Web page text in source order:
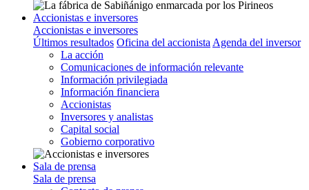
Accionistas e inversores
Accionistas e inversores
Últimos resultados Oficina del accionista Agenda del inversor
La acción
Comunicaciones de información relevante
Información privilegiada
Información financiera
Accionistas
Inversores y analistas
Capital social
Gobierno corporativo
Sala de prensa
Sala de prensa